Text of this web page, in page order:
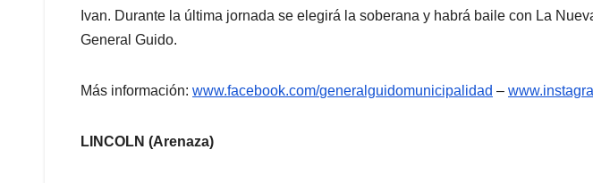
Ivan. Durante la última jornada se elegirá la soberana y habrá baile con La
General Guido.
Más información: www.facebook.com/generalguidomunicipalidad –
LINCOLN (Arenaza)